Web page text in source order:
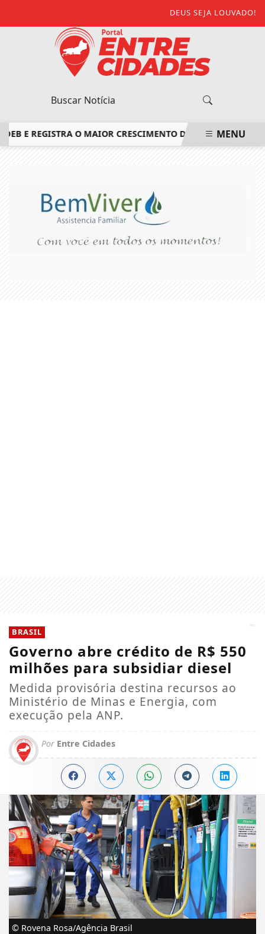
DEUS SEJA LOUVADO!
REGISTRA O MAIOR CRESCIMENTO DO ESTADO DO RIO DE
MENU
BRASIL
Governo abre crédito de R$ 550
milhões para subsidiar diesel
Medida provisória destina recursos ao
Ministério de Minas e Energia, com
execução pela ANP.
Por Entre Cidades
© Rovena Rosa/Agência Brasil